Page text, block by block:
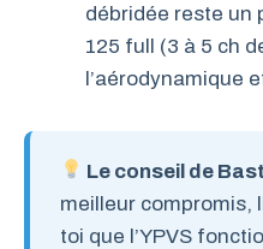
débridée reste un
125 full (3 à 5 ch
l’aérodynamique
Le conseil de
meilleur compromis,
toi que l’YPVS